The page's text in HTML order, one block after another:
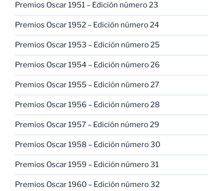
Premios Oscar 1951 – Edición número 23
Premios Oscar 1952 – Edición número 24
Premios Oscar 1953 – Edición número 25
Premios Oscar 1954 – Edición número 26
Premios Oscar 1955 – Edición número 27
Premios Oscar 1956 – Edición número 28
Premios Oscar 1957 – Edición número 29
Premios Oscar 1958 – Edición número 30
Premios Oscar 1959 – Edición número 31
Premios Oscar 1960 – Edición número 32